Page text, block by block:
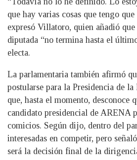
que hay varias cosas que tengo
expresó Villatoro, quien añadió
diputada “no termina hasta el
electa.
La parlamentaria también afirmó
postularse para la Presidencia de
que, hasta el momento, desconoce
candidato presidencial de ARENA
comicios. Según dijo, dentro del
interesadas en competir, pero
será la decisión final de la